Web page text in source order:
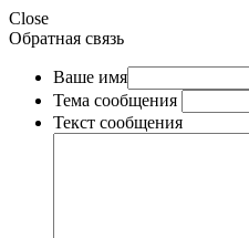
Close
Обратная связь
Ваше имя
Тема сообщения
Текст сообщения